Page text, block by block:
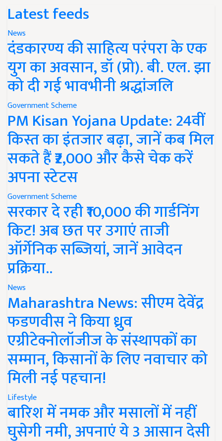
Latest feeds
News
दंडकारण्य की साहित्य परंपरा के एक
युग का अवसान, डॉ (प्रो). बी. एल. झा
को दी गई भावभीनी श्रद्धांजलि
Government Scheme
PM Kisan Yojana Update: 24वीं
किस्त का इंतजार बढ़ा, जानें कब मिल
सकते हैं ₹2,000 और कैसे चेक करें
अपना स्टेटस
Government Scheme
सरकार दे रही ₹10,000 की गार्डनिंग
किट! अब छत पर उगाएं ताजी
ऑर्गेनिक सब्जियां, जानें आवेदन
प्रक्रिया..
News
Maharashtra News: सीएम देवेंद्र
फडणवीस ने किया ध्रुव
एग्रीटेक्नोलॉजीज के संस्थापकों का
सम्मान, किसानों के लिए नवाचार को
मिली नई पहचान!
Lifestyle
बारिश में नमक और मसालों में नहीं
घुसेगी नमी, अपनाएं ये 3 आसान देसी